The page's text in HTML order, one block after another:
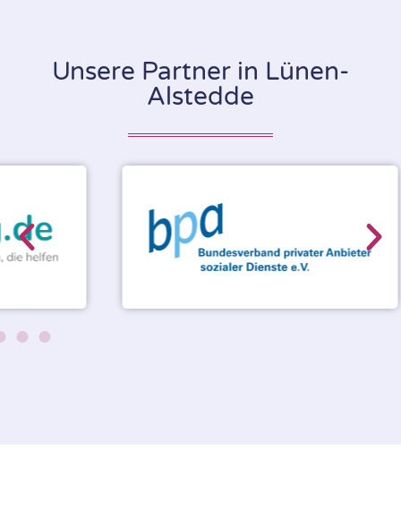
Unsere Partner in Lünen-
Alstedde